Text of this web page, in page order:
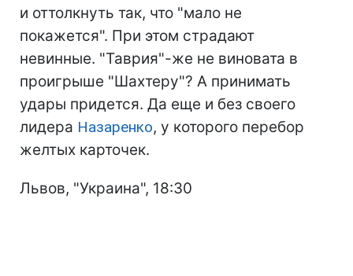
и оттолкнуть так, что "мало не
покажется". При этом страдают
невинные. "Таврия"-же не виновата в
проигрыше "Шахтеру"? А принимать
удары придется. Да еще и без своего
лидера Назаренко, у которого перебор
желтых карточек.
Львов, "Украина", 18:30